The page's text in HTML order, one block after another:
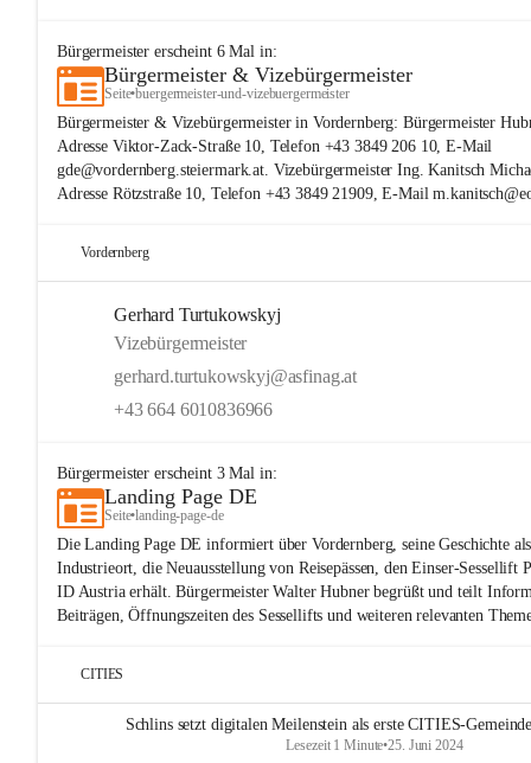
Bürgermeister erscheint 6Mal in:
Bürgermeister & Vizebürgermeister
Seite•buergermeister-und-vizebuergermeister
Bürgermeister & Vizebürgermeister in Vordernberg: Bürgermeister
Adresse Viktor-Zack-Straße 10, Telefon +43 3849 206 10, E-Mail
gde@vordernberg.steiermark.at. Vizebürgermeister Ing. Kanitsch
Adresse Rötzstraße 10, Telefon +43 3849 21909, E-Mail
Vordernberg
Gerhard Turtukowskyj
Vizebürgermeister
gerhard.turtukowskyj@asfinag.at
+43 664 6010836966
Bürgermeister erscheint 3Mal in:
Landing Page DE
Seite•landing-page-de
Die Landing Page DE informiert über Vordernberg, seine Geschichte
Industrieort, die Neuausstellung von Reisepässen, den Einser-Sessellift
ID Austria erhält. Bürgermeister Walter Hubner begrüßt und teilt
Beiträgen, Öffnungszeiten des Sessellifts und weiteren relevanten
CITIES
Schlins setzt digitalen Meilenstein als erste CITIES-
Lesezeit 1 Minute•25. Juni 2024